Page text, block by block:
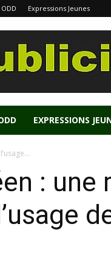
ODD Expressions Jeunes
EXPRESSIONS
: une